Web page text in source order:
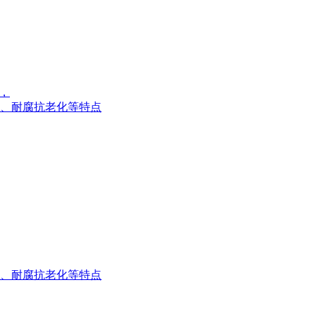
耐腐抗老化等特点
耐腐抗老化等特点